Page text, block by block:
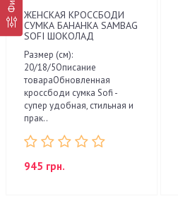
ЖЕНСКАЯ КРОССБОДИ
СУМКА БАНАНКА SAMBAG
SOFI ШОКОЛАД
Размер (см):
20/18/5Описание
товараОбновленная
кроссбоди сумка Sofi -
супер удобная, стильная и
прак..
945 грн.